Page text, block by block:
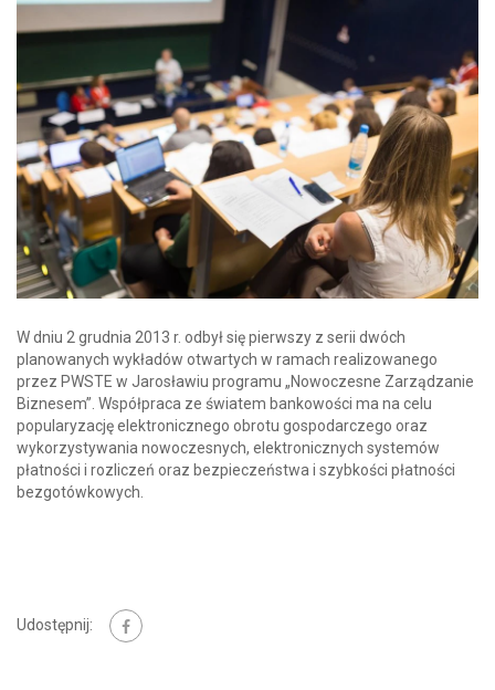
W dniu 2 grudnia 2013 r. odbył się pierwszy z serii dwóch
planowanych wykładów otwartych w ramach realizowanego
przez PWSTE w Jarosławiu programu „Nowoczesne Zarządzanie
Biznesem”. Współpraca ze światem bankowości ma na celu
popularyzację elektronicznego obrotu gospodarczego oraz
wykorzystywania nowoczesnych, elektronicznych systemów
płatności i rozliczeń oraz bezpieczeństwa i szybkości płatności
bezgotówkowych.
Udostępnij: